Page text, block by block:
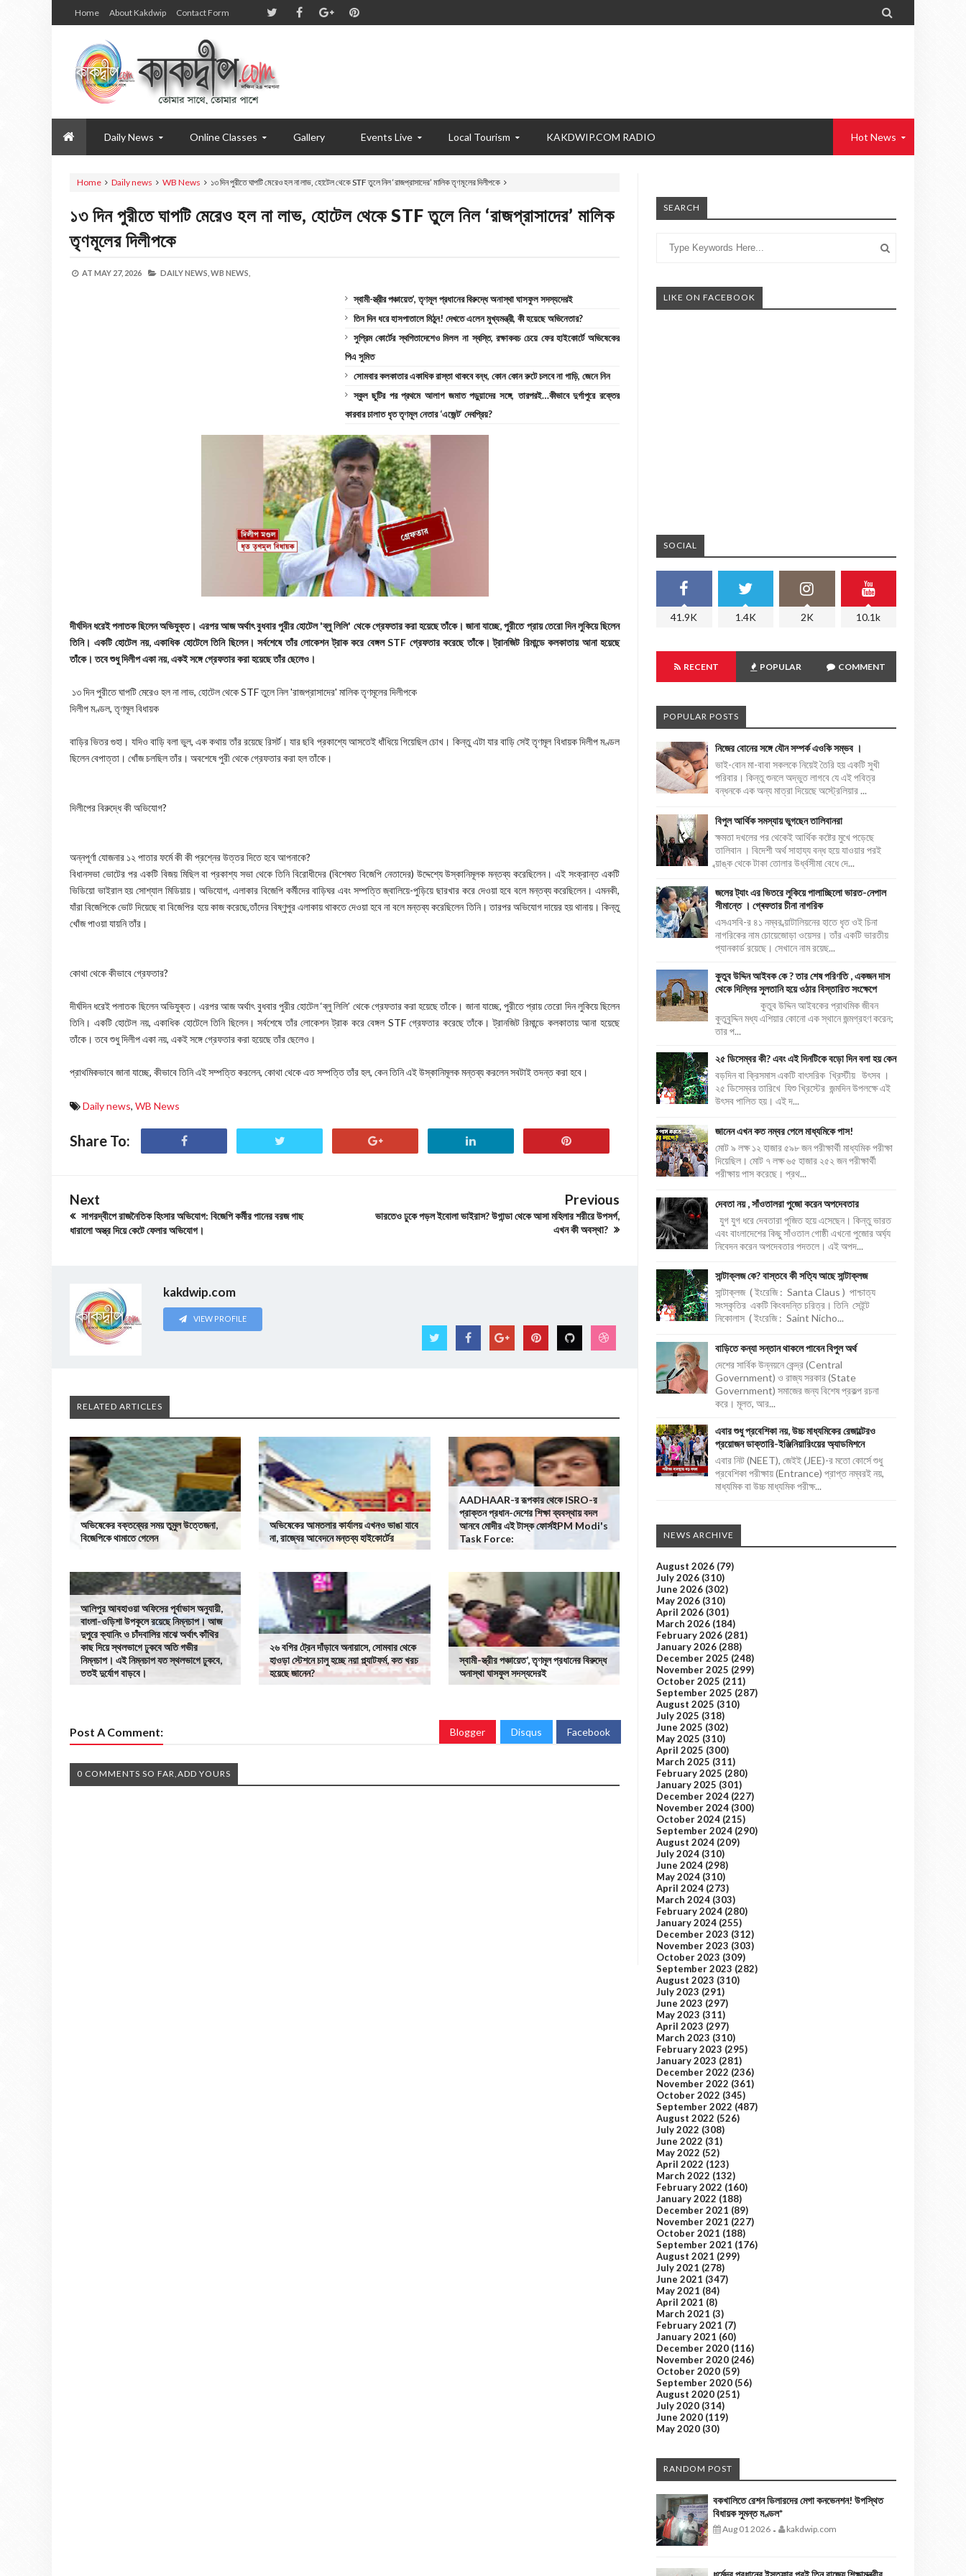
Home About Kakdwip Contact Form 
Daily News Online Classes Gallery Events Live Local Tourism KAKDWIP.COM RADIO Hot News
Home Daily news WB News ১৩ দিন পুরীতে ঘাপটি মেরেও হল না লাভ, হোটেল থেকে STF তুলে নিল ‘রাজপ্রাসাদের’ মালিক তৃণমূলের দিলীপকে
১৩ দিন পুরীতে ঘাপটি মেরেও হল না লাভ, হোটেল থেকে STF তুলে নিল ‘রাজপ্রাসাদের’ মালিক
তৃণমূলের দিলীপকে
AT MAY 27, 2026 DAILY NEWS, WB NEWS,
স্বামী-স্ত্রীর পঞ্চায়েত’, তৃণমূল প্রধানের বিরুদ্ধে অনাস্থা ঘাসফুল সদস্যদেরই
তিন দিন ধরে হাসপাতালে মিঠুন! দেখতে এলেন মুখ্যমন্ত্রী, কী হয়েছে অভিনেতার?
সুপ্রিম কোর্টের স্থগিতাদেশেও মিলল না স্বস্তি, রক্ষাকবচ চেয়ে ফের হাইকোর্টে অভিষেকের
পিএ সুমিত
সোমবার কলকাতার একাধিক রাস্তা থাকবে বন্ধ, কোন কোন রুটে চলবে না গাড়ি, জেনে নিন
স্কুল ছুটির পর প্রথমে আলাপ জমাত পড়ুয়াদের সঙ্গে, তারপরই…কীভাবে দুর্গাপুরে রক্তের
কারবার চালাত ধৃত তৃণমূল নেতার ‘এজেন্ট’ দেবপ্রিয়?
দীর্ঘদিন ধরেই পলাতক ছিলেন অভিযুক্ত। এরপর আজ অর্থাৎ বুধবার পুরীর হোটেল 'ব্লু লিলি' থেকে গ্রেফতার করা হয়েছে তাঁকে। জানা যাচ্ছে, পুরীতে প্রায় তেরো দিন লুকিয়ে ছিলেন
তিনি। একটি হোটেল নয়, একাধিক হোটেলে তিনি ছিলেন। সর্বশেষে তাঁর লোকেশন ট্রাক করে বেঙ্গল STF গ্রেফতার করেছে তাঁকে। ট্রানজিট রিমান্ডে কলকাতায় আনা হয়েছে
তাঁকে। তবে শুধু দিলীপ একা নয়, একই সঙ্গে গ্রেফতার করা হয়েছে তাঁর ছেলেও।
১৩ দিন পুরীতে ঘাপটি মেরেও হল না লাভ, হোটেল থেকে STF তুলে নিল 'রাজপ্রাসাদের' মালিক তৃণমূলের দিলীপকে
দিলীপ মণ্ডল, তৃণমূল বিধায়ক
বাড়ির ভিতর গুহা। যদিও বাড়ি বলা ভুল, এক কথায় তাঁর রয়েছে রিসর্ট। যার ছবি প্রকাশ্যে আসতেই ধাঁধিয়ে গিয়েছিল চোখ। কিন্তু এটা যার বাড়ি সেই তৃণমূল বিধায়ক দিলীপ মণ্ডল
ছিলেন বেপাত্তা। খোঁজ চলছিল তাঁর। অবশেষে পুরী থেকে গ্রেফতার করা হল তাঁকে।
দিলীপের বিরুদ্ধে কী অভিযোগ?
অন্নপূর্ণা যোজনার ১২ পাতার ফর্মে কী কী প্রশ্নের উত্তর দিতে হবে আপনাকে?
বিধানসভা ভোটের পর একটি বিজয় মিছিল বা প্রকাশ্য সভা থেকে তিনি বিরোধীদের (বিশেষত বিজেপি নেতাদের) উদ্দেশ্যে উস্কানিমূলক মন্তব্য করেছিলেন। এই সংক্রান্ত একটি
ভিডিয়ো ভাইরাল হয় সোশ্যাল মিডিয়ায়। অভিযোগ, এলাকার বিজেপি কর্মীদের বাড়িঘর এবং সম্পত্তি জ্বালিয়ে-পুড়িয়ে ছারখার করে দেওয়া হবে বলে মন্তব্য করেছিলেন। এমনকী,
যাঁরা বিজেপিকে ভোট দিয়েছে বা বিজেপির হয়ে কাজ করেছে,তাঁদের বিষ্ণুপুর এলাকায় থাকতে দেওয়া হবে না বলে মন্তব্য করেছিলেন তিনি। তারপর অভিযোগ দায়ের হয় থানায়। কিন্তু
খোঁজ পাওয়া যায়নি তাঁর।
কোথা থেকে কীভাবে গ্রেফতার?
দীর্ঘদিন ধরেই পলাতক ছিলেন অভিযুক্ত। এরপর আজ অর্থাৎ বুধবার পুরীর হোটেল ‘ব্লু লিলি’ থেকে গ্রেফতার করা হয়েছে তাঁকে। জানা যাচ্ছে, পুরীতে প্রায় তেরো দিন লুকিয়ে ছিলেন
তিনি। একটি হোটেল নয়, একাধিক হোটেলে তিনি ছিলেন। সর্বশেষে তাঁর লোকেশন ট্রাক করে বেঙ্গল STF গ্রেফতার করেছে তাঁকে। ট্রানজিট রিমান্ডে কলকাতায় আনা হয়েছে
তাঁকে। তবে শুধু দিলীপ একা নয়, একই সঙ্গে গ্রেফতার করা হয়েছে তাঁর ছেলেও।
প্রাথমিকভাবে জানা যাচ্ছে, কীভাবে তিনি এই সম্পত্তি করলেন, কোথা থেকে এত সম্পত্তি তাঁর হল, কেন তিনি এই উস্কানিমূলক মন্তব্য করলেন সবটাই তদন্ত করা হবে।
Daily news, WB News
Share To:
Next
সাগরদ্বীপে রাজনৈতিক হিংসার অভিযোগ: বিজেপি কর্মীর পানের বরজ গাছ
ধারালো অস্ত্র দিয়ে কেটে ফেলার অভিযোগ।
Previous
ভারতেও ঢুকে পড়ল ইবোলা ভাইরাস? উগান্ডা থেকে আসা মহিলার শরীরে উপসর্গ,
এখন কী অবস্থা?
kakdwip.com
VIEW PROFILE
RELATED ARTICLES
অভিষেকের বক্তব্যের সময় তুমুল উত্তেজনা,
বিজেপিকে থামাতে গেলেন
অভিষেকের আমতলার কার্যালয় এখনও ভাঙা যাবে
না, রাজ্যের আবেদনে মন্তব্য হাইকোর্টের
AADHAAR-র রূপকার থেকে ISRO-র
প্রাক্তন প্রধান-দেশের শিক্ষা ব্যবস্থায় বদল
আনবে মোদীর এই টাস্ক ফোর্সইPM Modi's
Task Force:
আলিপুর আবহাওয়া অফিসের পূর্বাভাস অনুযায়ী,
বাংলা-ওড়িশা উপকূলে রয়েছে নিম্নচাপ। আজ
দুপুরে ক্যানিং ও চাঁদবালির মাঝে অর্থাৎ কাঁথির
কাছ দিয়ে স্থলভাগে ঢুকবে অতি গভীর
নিম্নচাপ। এই নিম্নচাপ যত স্থলভাগে ঢুকবে,
ততই দুর্যোগ বাড়বে।
২৬ বগির ট্রেন দাঁড়াবে অনায়াসে, সোমবার থেকে
হাওড়া স্টেশনে চালু হচ্ছে নয়া প্ল্যাটফর্ম, কত খরচ
হয়েছে জানেন?
স্বামী-স্ত্রীর পঞ্চায়েত’, তৃণমূল প্রধানের বিরুদ্ধে
অনাস্থা ঘাসফুল সদস্যদেরই
Post A Comment: Blogger Disqus Facebook
0 COMMENTS SO FAR,ADD YOURS
SEARCH
LIKE ON FACEBOOK
SOCIAL
41.9K 1.4K 2K 10.1k
RECENT POPULAR COMMENT
POPULAR POSTS
নিজের বোনের সঙ্গে যৌন সম্পর্ক এওকি সম্ভব ।
ভাই-বোন মা-বাবা সকলকে নিয়েই তৈরি হয় একটি সুখী
পরিবার। কিন্তু শুনলে অদ্ভুত লাগবে যে এই পবিত্র
বন্ধনকে এক অন্য মাত্রা দিয়েছে অস্ট্রেলিয়ার ...
বিপুল আর্থিক সমস্যায় ভুগছেন তালিবানরা
ক্ষমতা দখলের পর থেকেই আর্থিক কষ্টের মুখে পড়েছে
তালিবান । বিদেশী অর্থ সাহায্য বন্ধ হয়ে যাওয়ার পরই
ব্য়াঙ্ক থেকে টাকা তোলার উর্ধ্বসীমা বেধে দে...
জলের ট্যাং এর ভিতরে লুকিয়ে পালাচ্ছিলো ভারত-নেপাল
সীমান্তে । গ্ৰেফতার চীনা নাগরিক
এসএসবি-র ৪১ নম্বর ব্য়াটালিয়নের হাতে ধৃত ওই চিনা
নাগরিকের নাম চোয়েজোড়া ওয়েসর। তাঁর একটি ভারতীয়
প্যানকার্ড রয়েছে। সেখানে নাম রয়েছ...
কুতুব উদ্দিন আইবক কে ? তার শেষ পরিণতি , একজন দাস
থেকে দিল্লির সুলতানি হয়ে ওঠার বিস্তারিত সংক্ষেপে
কুতুব উদ্দিন আইবকের প্রাথমিক জীবন
কুতুবুদ্দিন মধ্য এশিয়ার কোনো এক স্থানে জন্মগ্রহণ করেন;
তার প...
২৫ ডিসেম্বর কী? এবং এই দিনটিকে বড়ো দিন বলা হয় কেন
বড়দিন বা ক্রিসমাস একটি বাৎসরিক খ্রিস্টীয় উৎসব ।
২৫ ডিসেম্বর তারিখে যিশু খ্রিস্টের জন্মদিন উপলক্ষে এই
উৎসব পালিত হয়। এই দ...
জানেন এখন কত নম্বর পেলে মাধ্যমিকে পাস!
মোট ৯ লক্ষ ১২ হাজার ৫৯৮ জন পরীক্ষার্থী মাধ্যমিক পরীক্ষা
দিয়েছিল। মোট ৭ লক্ষ ৬৫ হাজার ২৫২ জন পরীক্ষার্থী
পরীক্ষায় পাস করেছে। প্রথ...
দেবতা নয় , সাঁওতালরা পুজো করেন অপদেবতার
যুগ যুগ ধরে দেবতারা পূজিত হয়ে এসেছেন। কিন্তু ভারত
এবং বাংলাদেশের কিছু সাঁওতাল গোষ্ঠী এখনো পুজোর অর্ঘ্য
নিবেদন করেন অপদেবতার পদতলে। এই অপদ...
সান্টাক্লজ কে? বাস্তবে কী সত্যি আছে সান্টাক্লজ
সান্টাক্লজ ( ইংরেজি : Santa Claus ) পাশ্চাত্য
সংস্কৃতির একটি কিংবদন্তি চরিত্র। তিনি সেইন্ট
নিকোলাস ( ইংরেজি : Saint Nicho...
বাড়িতে কন্যা সন্তান থাকলে পাবেন বিপুল অর্থ
দেশের সার্বিক উন্নয়নে কেন্দ্র (Central
Government) ও রাজ্য সরকার (State
Government) সমাজের জন্য বিশেষ প্রকল্প রচনা
করে। মূলত, আর...
এবার শুধু প্রবেশিকা নয়, উচ্চ মাধ্যমিকের রেজাল্টেরও
প্রয়োজন ডাক্তারি-ইঞ্জিনিয়ারিংয়ের অ্যাডমিশনে
এবার নিট (NEET), জেইই (JEE)-র মতো কোর্সে শুধু
প্রবেশিকা পরীক্ষায় (Entrance) প্রাপ্ত নম্বরই নয়,
মাধ্যমিক বা উচ্চ মাধ্যমিক পরীক্ষ...
NEWS ARCHIVE
August 2026 (79)
July 2026 (310)
June 2026 (302)
May 2026 (310)
April 2026 (301)
March 2026 (184)
February 2026 (281)
January 2026 (288)
December 2025 (248)
November 2025 (299)
October 2025 (211)
September 2025 (287)
August 2025 (310)
July 2025 (318)
June 2025 (302)
May 2025 (310)
April 2025 (300)
March 2025 (311)
February 2025 (280)
January 2025 (301)
December 2024 (227)
November 2024 (300)
October 2024 (215)
September 2024 (290)
August 2024 (209)
July 2024 (310)
June 2024 (298)
May 2024 (310)
April 2024 (273)
March 2024 (303)
February 2024 (280)
January 2024 (255)
December 2023 (312)
November 2023 (303)
October 2023 (309)
September 2023 (282)
August 2023 (310)
July 2023 (291)
June 2023 (297)
May 2023 (311)
April 2023 (297)
March 2023 (310)
February 2023 (295)
January 2023 (281)
December 2022 (236)
November 2022 (361)
October 2022 (345)
September 2022 (487)
August 2022 (526)
July 2022 (308)
June 2022 (31)
May 2022 (52)
April 2022 (123)
March 2022 (132)
February 2022 (160)
January 2022 (188)
December 2021 (89)
November 2021 (227)
October 2021 (188)
September 2021 (176)
August 2021 (299)
July 2021 (278)
June 2021 (347)
May 2021 (84)
April 2021 (8)
March 2021 (3)
February 2021 (7)
January 2021 (60)
December 2020 (116)
November 2020 (246)
October 2020 (59)
September 2020 (56)
August 2020 (251)
July 2020 (314)
June 2020 (119)
May 2020 (30)
RANDOM POST
বকখালিতে রেশন ডিলারদের মেগা কনভেনশন! উপস্থিত
বিধায়ক সুমন্ত মণ্ডল*
Aug 01 2026 - kakdwip.com